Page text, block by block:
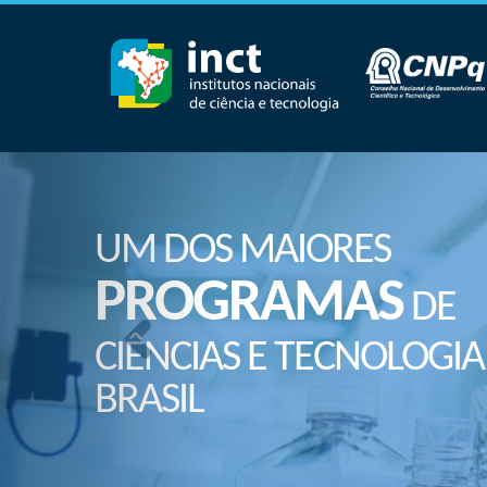
UM DOS MAIORES
PROGRAMASDE
CIÊNCIAS E
BRASIL